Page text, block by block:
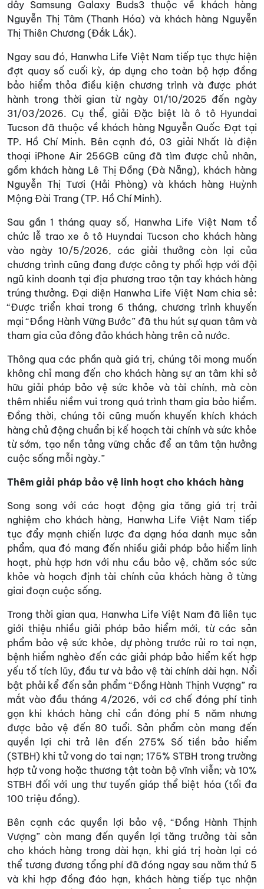
dây Samsung Galaxy Buds3 thuộc về khách hàng
Nguyễn Thị Tâm (Thanh Hóa) và khách hàng Nguyễn
Thị Thiên Chương (Đắk Lắk).
Ngay sau đó, Hanwha Life Việt Nam tiếp tục thực hiện
đợt quay số cuối kỳ, áp dụng cho toàn bộ hợp đồng
bảo hiểm thỏa điều kiện chương trình và được phát
hành trong thời gian từ ngày 01/10/2025 đến ngày
31/03/2026. Cụ thể, giải Đặc biệt là ô tô Hyundai
Tucson đã thuộc về khách hàng Nguyễn Quốc Đạt tại
TP. Hồ Chí Minh. Bên cạnh đó, 03 giải Nhất là điện
thoại iPhone Air 256GB cũng đã tìm được chủ nhân,
gồm khách hàng Lê Thị Đồng (Đà Nẵng), khách hàng
Nguyễn Thị Tươi (Hải Phòng) và khách hàng Huỳnh
Mộng Đài Trang (TP. Hồ Chí Minh).
Sau gần 1 tháng quay số, Hanwha Life Việt Nam tổ
chức lễ trao xe ô tô Huyndai Tucson cho khách hàng
vào ngày 10/5/2026, các giải thưởng còn lại của
chương trình cũng đang được công ty phối hợp với đội
ngũ kinh doanh tại địa phương trao tận tay khách hàng
trúng thưởng. Đại diện Hanwha Life Việt Nam chia sẻ:
“Được triển khai trong 6 tháng, chương trình khuyến
mại “Đồng Hành Vững Bước” đã thu hút sự quan tâm và
tham gia của đông đảo khách hàng trên cả nước.
Thông qua các phần quà giá trị, chúng tôi mong muốn
không chỉ mang đến cho khách hàng sự an tâm khi sở
hữu giải pháp bảo vệ sức khỏe và tài chính, mà còn
thêm nhiều niềm vui trong quá trình tham gia bảo hiểm.
Đồng thời, chúng tôi cũng muốn khuyến khích khách
hàng chủ động chuẩn bị kế hoạch tài chính và sức khỏe
từ sớm, tạo nền tảng vững chắc để an tâm tận hưởng
cuộc sống mỗi ngày.”
Thêm giải pháp bảo vệ linh hoạt cho khách hàng
Song song với các hoạt động gia tăng giá trị trải
nghiệm cho khách hàng, Hanwha Life Việt Nam tiếp
tục đẩy mạnh chiến lược đa dạng hóa danh mục sản
phẩm, qua đó mang đến nhiều giải pháp bảo hiểm linh
hoạt, phù hợp hơn với nhu cầu bảo vệ, chăm sóc sức
khỏe và hoạch định tài chính của khách hàng ở từng
giai đoạn cuộc sống.
Trong thời gian qua, Hanwha Life Việt Nam đã liên tục
giới thiệu nhiều giải pháp bảo hiểm mới, từ các sản
phẩm bảo vệ sức khỏe, dự phòng trước rủi ro tai nạn,
bệnh hiểm nghèo đến các giải pháp bảo hiểm kết hợp
yếu tố tích lũy, đầu tư và bảo vệ tài chính dài hạn. Nổi
bật phải kể đến sản phẩm “Đồng Hành Thịnh Vượng” ra
mắt vào đầu tháng 4/2026, với cơ chế đóng phí tinh
gọn khi khách hàng chỉ cần đóng phí 5 năm nhưng
được bảo vệ đến 80 tuổi. Sản phẩm còn mang đến
quyền lợi chi trả lên đến 275% Số tiền bảo hiểm
(STBH) khi tử vong do tai nạn; 175% STBH trong trường
hợp tử vong hoặc thương tật toàn bộ vĩnh viễn; và 10%
STBH đối với ung thư tuyến giáp thể biệt hóa (tối đa
100 triệu đồng).
Bên cạnh các quyền lợi bảo vệ, “Đồng Hành Thịnh
Vượng” còn mang đến quyền lợi tăng trưởng tài sản
cho khách hàng trong dài hạn, khi giá trị hoàn lại có
thể tương đương tổng phí đã đóng ngay sau năm thứ 5
và khi hợp đồng đáo hạn, khách hàng tiếp tục nhận